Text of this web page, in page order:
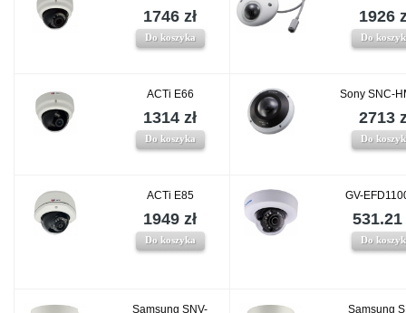
1746 zł
Do koszyka
1926
Do
ACTi E66
1314 zł
Do koszyka
Sony SNC-
2713
Do
ACTi E85
1949 zł
Do koszyka
GV-
531.21
Do
Samsung SNV-
Samsung